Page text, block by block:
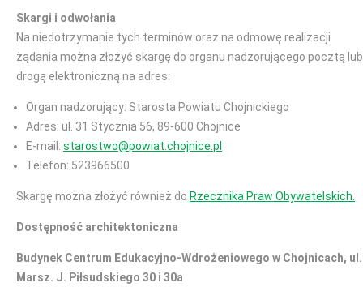
Skargi i odwołania
Na niedotrzymanie tych terminów oraz na odmowę realizacji
żądania można złożyć skargę do organu nadzorującego pocztą lub
drogą elektroniczną na adres:
Organ nadzorujący: Starosta Powiatu Chojnickiego
Adres: ul. 31 Stycznia 56, 89-600 Chojnice
E-mail: starostwo@powiat.chojnice.pl
Telefon: 523966500
Skargę można złożyć również do Rzecznika Praw Obywatelskich.
Dostępność architektoniczna
Budynek Centrum Edukacyjno-Wdrożeniowego w Chojnicach, ul.
Marsz. J. Piłsudskiego 30 i 30a